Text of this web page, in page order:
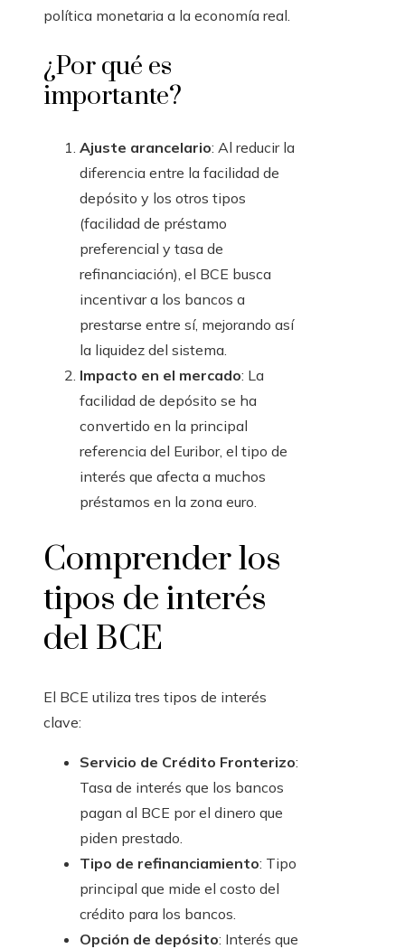
política monetaria a la economía real.
¿Por qué es
importante?
Ajuste arancelario: Al reducir la
diferencia entre la facilidad de
depósito y los otros tipos
(facilidad de préstamo
preferencial y tasa de
refinanciación), el BCE busca
incentivar a los bancos a
prestarse entre sí, mejorando así
la liquidez del sistema.
Impacto en el mercado: La
facilidad de depósito se ha
convertido en la principal
referencia del Euribor, el tipo de
interés que afecta a muchos
préstamos en la zona euro.
Comprender los
tipos de interés
del BCE
El BCE utiliza tres tipos de interés
clave:
Servicio de Crédito Fronterizo:
Tasa de interés que los bancos
pagan al BCE por el dinero que
piden prestado.
Tipo de refinanciamiento: Tipo
principal que mide el costo del
crédito para los bancos.
Opción de depósito: Interés que